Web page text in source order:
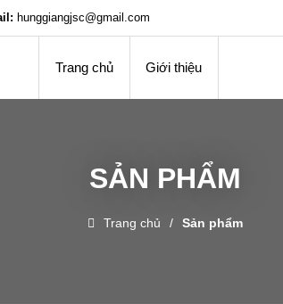
hunggiangjsc@gmail.com
Trang chủ Giới thiệu
SẢN PHẨM
Trang chủ Sản phẩm